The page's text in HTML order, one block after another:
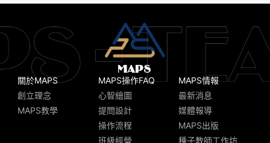
關於MAPS
創立理念
MAPS教學
MAPS操作FAQ
心智繪圖
提問設計
操作流程
班級經營
MAPS情報
最新消息
媒體報導
MAPS出版
種子教師工作坊